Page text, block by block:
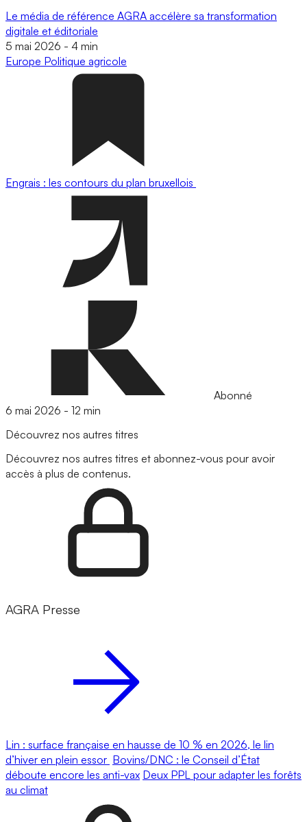
Le média de référence AGRA accélère sa transformation
digitale et éditoriale
5 mai 2026 - 4 min
Europe Politique agricole
Engrais : les contours du plan bruxellois
Abonné
6 mai 2026 - 12 min
Découvrez nos autres titres
Découvrez nos autres titres et abonnez-vous pour avoir
accès à plus de contenus.
AGRA Presse
Lin : surface française en hausse de 10 % en 2026, le lin
d’hiver en plein essor Bovins/DNC : le Conseil d’État
déboute encore les anti-vax Deux PPL pour adapter les forêts
au climat